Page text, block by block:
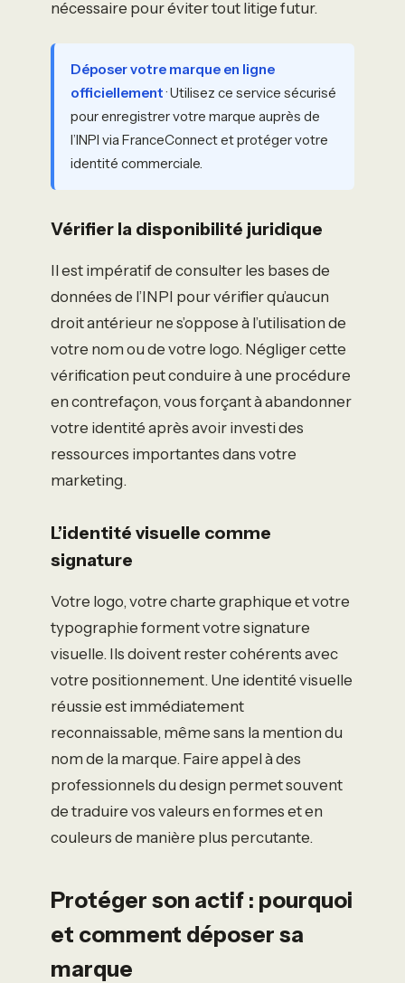
nécessaire pour éviter tout litige futur.
Déposer votre marque en ligne
officiellement· Utilisez ce service sécurisé
pour enregistrer votre marque auprès de
l’INPI via FranceConnect et protéger votre
identité commerciale.
Vérifier la disponibilité juridique
Il est impératif de consulter les bases de
données de l’INPI pour vérifier qu’aucun
droit antérieur ne s’oppose à l’utilisation de
votre nom ou de votre logo. Négliger cette
vérification peut conduire à une procédure
en contrefaçon, vous forçant à abandonner
votre identité après avoir investi des
ressources importantes dans votre
marketing.
L’identité visuelle comme
signature
Votre logo, votre charte graphique et votre
typographie forment votre signature
visuelle. Ils doivent rester cohérents avec
votre positionnement. Une identité visuelle
réussie est immédiatement
reconnaissable, même sans la mention du
nom de la marque. Faire appel à des
professionnels du design permet souvent
de traduire vos valeurs en formes et en
couleurs de manière plus percutante.
Protéger son actif : pourquoi
et comment déposer sa
marque